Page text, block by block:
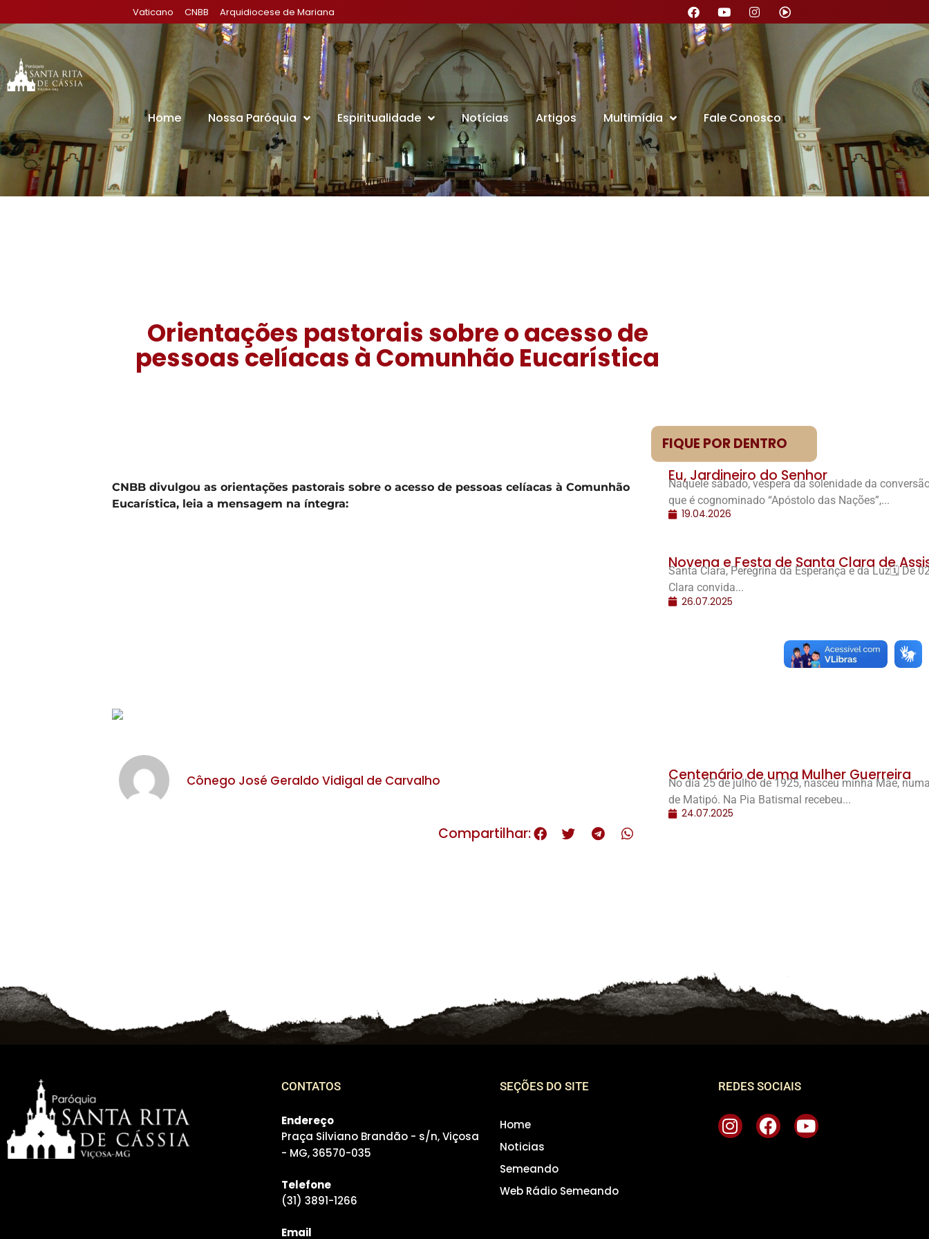
Vaticano CNBB Arquidiocese de Mariana
Home Nossa Paróquia Espiritualidade Notícias Artigos Multimídia Fale Conosco
Orientações pastorais sobre o acesso de
pessoas celíacas à Comunhão Eucarística
CNBB divulgou as orientações pastorais sobre o acesso de pessoas celíacas à Comunhão
Eucarística, leia a mensagem na íntegra:
Cônego José Geraldo Vidigal de Carvalho
Compartilhar:
FIQUE POR DENTRO
Eu, Jardineiro do Senhor
Naquele sábado, véspera da solenidade da
que é cognominado “Apóstolo das Nações”,...
19.04.2026
Novena e Festa de Santa Clara de
Santa Clara, Peregrina da Esperança e da Luz🗓️ De
Clara convida...
26.07.2025
Centenário de uma Mulher Guerreira
No dia 25 de julho de 1925, nasceu minha Mãe,
de Matipó. Na Pia Batismal recebeu...
24.07.2025
CONTATOS
Endereço
Praça Silviano Brandão - s/n, Viçosa
- MG, 36570-035
Telefone
(31) 3891-1266
Email
SEÇÕES DO SITE
Home
Noticias
Semeando
Web Rádio Semeando
REDES SOCIAIS